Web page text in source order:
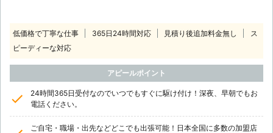
低価格で丁寧な仕事 365日24時間対応 見積り後追加料金無し
ス
ピーディーな対応
アピールポイント
24時間365日受付なのでいつでもすぐに駆け付け！深夜、早朝でもお
電話ください。
ご自宅・職場・出先などどこでも出張可能！日本全国に多数の加盟店